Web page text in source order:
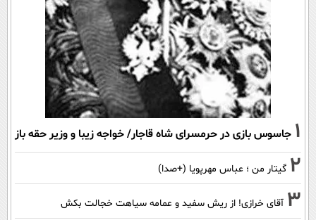
1 جاسوس بازی در حرمسرای شاه قاجار/ خواجه زیبا و وزیر حقه باز
2 گیتار من ؛ عباس مهرپویا (+صدا)
3 آقای خرازی! از ریش سفید و عمامه سیاهت خجالت بکش